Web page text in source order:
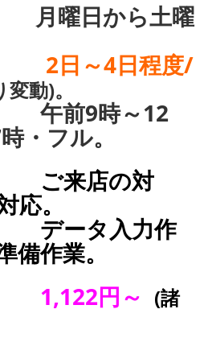
月曜日から土曜
2日～4日程度/
動)。
～12
・フル。
来店の対
応。
入力作
備作業。
1,122円～ (諸